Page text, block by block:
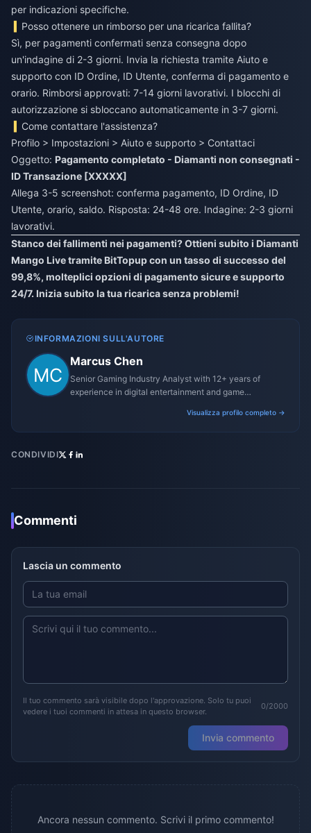
per indicazioni specifiche.
Posso ottenere un rimborso per una ricarica fallita?
Sì, per pagamenti confermati senza consegna dopo
un'indagine di 2-3 giorni. Invia la richiesta tramite Aiuto e
supporto con ID Ordine, ID Utente, conferma di pagamento e
orario. Rimborsi approvati: 7-14 giorni lavorativi. I blocchi di
autorizzazione si sbloccano automaticamente in 3-7 giorni.
Come contattare l'assistenza?
Profilo > Impostazioni > Aiuto e supporto > Contattaci
Oggetto: Pagamento completato - Diamanti non consegnati -
ID Transazione [XXXXX]
Allega 3-5 screenshot: conferma pagamento, ID Ordine, ID
Utente, orario, saldo. Risposta: 24-48 ore. Indagine: 2-3 giorni
lavorativi.
Stanco dei fallimenti nei pagamenti? Ottieni subito i Diamanti
Mango Live tramite BitTopup con un tasso di successo del
99,8%, molteplici opzioni di pagamento sicure e supporto
24/7. Inizia subito la tua ricarica senza problemi!
INFORMAZIONI SULL'AUTORE
Marcus Chen
Senior Gaming Industry Analyst with 12+ years of
experience in digital entertainment and game
Visualizza profilo completo →
CONDIVIDI
Commenti
Lascia un commento
Il tuo commento sarà visibile dopo l'approvazione. Solo tu puoi
vedere i tuoi commenti in attesa in questo browser.
0/2000
Invia commento
Ancora nessun commento. Scrivi il primo commento!